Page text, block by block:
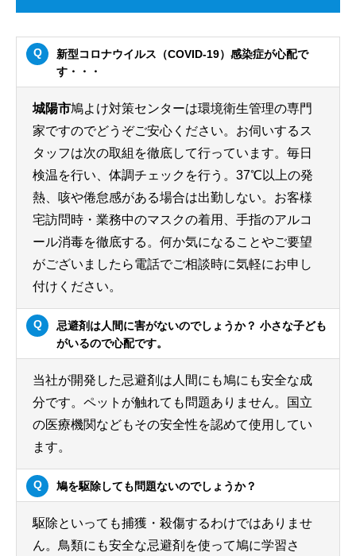
新型コロナウイルス（COVID-19）感染症が心配で
す・・・
城陽市鳩よけ対策センターは環境衛生管理の専門
家ですのでどうぞご安心ください。お伺いするス
タッフは次の取組を徹底して行っています。毎日
検温を行い、体調チェックを行う。37℃以上の発
熱、咳や倦怠感がある場合は出勤しない。お客様
宅訪問時・業務中のマスクの着用、手指のアルコ
ール消毒を徹底する。何か気になることやご要望
がございましたら電話でご相談時に気軽にお申し
付けください。
忌避剤は人間に害がないのでしょうか？ 小さな子ども
がいるので心配です。
当社が開発した忌避剤は人間にも鳩にも安全な成
分です。ペットが触れても問題ありません。国立
の医療機関などもその安全性を認めて使用してい
ます。
鳩を駆除しても問題ないのでしょうか？
駆除といっても捕獲・殺傷するわけではありませ
ん。鳥類にも安全な忌避剤を使って鳩に学習さ